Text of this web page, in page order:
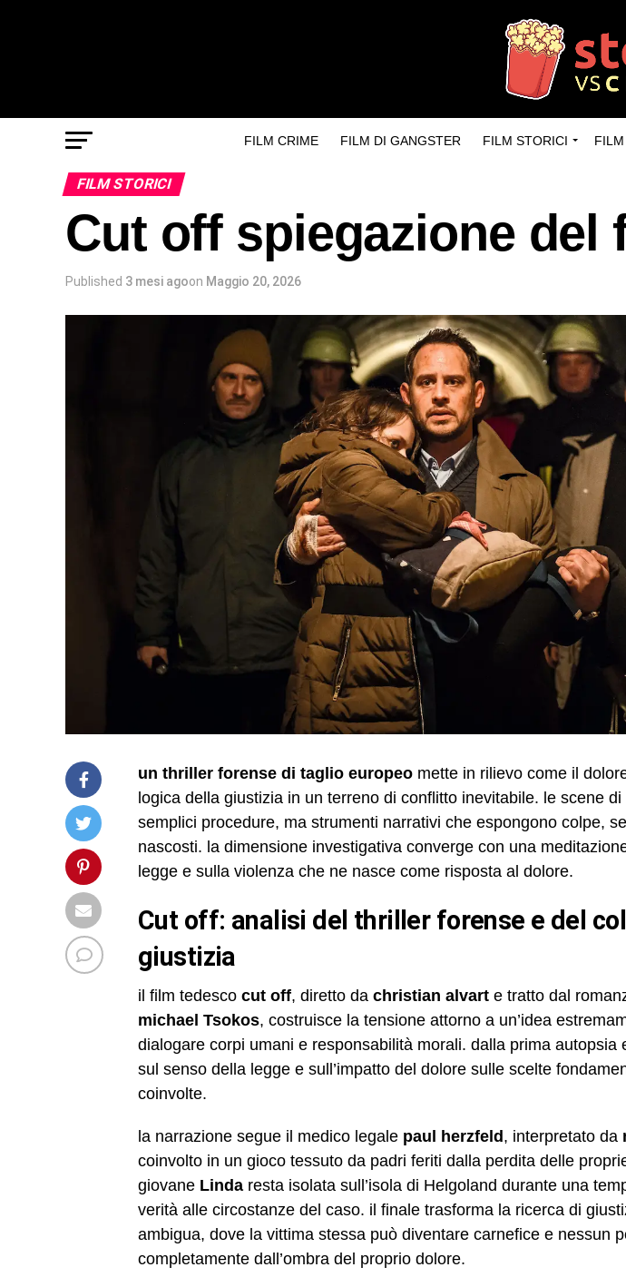
FILM CRIME FILM DI GANGSTER FILM STORICI
FILM STORICI
Cut off spiegazione del
Published 3 mesi agoon Maggio 20, 2026
un thriller forense di taglio europeo mette in rilievo come il
logica della giustizia in un terreno di conflitto inevitabile. le scene
semplici procedure, ma strumenti narrativi che espongono colpe,
nascosti. la dimensione investigativa converge con una
legge e sulla violenza che ne nasce come risposta al dolore.
cut off: analisi del thriller forense e del collasso della
giustizia
il film tedesco cut off, diretto da christian alvart e tratto dal
michael Tsokos, costruisce la tensione attorno a un’idea
dialogare corpi umani e responsabilità morali. dalla prima autopsia
sul senso della legge e sull’impatto del dolore sulle scelte
coinvolte.
la narrazione segue il medico legale paul herzfeld, interpretato da
coinvolto in un gioco tessuto da padri feriti dalla perdita delle
giovane Linda resta isolata sull’isola di Helgoland durante una
verità alle circostanze del caso. il finale trasforma la ricerca di
ambigua, dove la vittima stessa può diventare carnefice e nessun
completamente dall’ombra del proprio dolore.